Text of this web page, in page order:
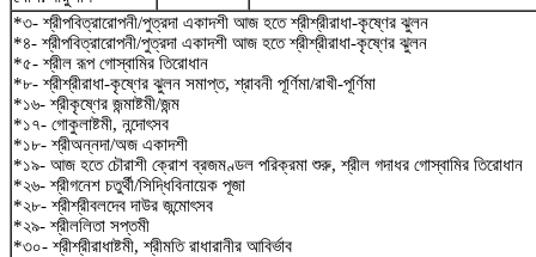
*৩- শ্রীপবিত্রারোপনী/পুত্রদা একাদশী আজ হতে শ্রীশ্রীরাধা-কৃষ্ণের ঝুলন
*৪- শ্রীপবিত্রারোপনী/পুত্রদা একাদশী আজ হতে শ্রীশ্রীরাধা-কৃষ্ণের ঝুলন
*৫- শ্রীল রূপ গোস্বামির তিরোধান
*৮- শ্রীশ্রীরাধা-কৃষ্ণের ঝুলন সমাপ্ত, শ্রাবনী পূর্ণিমা/রাখী-পূর্ণিমা
*১৬- শ্রীকৃষ্ণের জন্মাষ্টমী/জন্ম
*১৭- গোকুলাষ্টমী, নন্দোৎসব
*১৮- শ্রীঅন্নদা/অজ একাদশী
*১৯- আজ হতে চৌরাশী ক্রোশ ব্রজমণ্ডল পরিক্রমা শুরু, শ্রীল গদাধর গোস্বামির তিরোধান
*২৬- শ্রীগনেশ চতুর্থী/সিদ্ধিবিনায়েক পূজা
*২৮- শ্রীশ্রীবলদেব দাউর জন্মোৎসব
*২৯- শ্রীললিতা সপ্তমী
*৩০- শ্রীশ্রীরাধাষ্টমী, শ্রীমতি রাধারানীর আবির্ভাব